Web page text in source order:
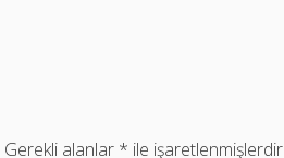
Gerekli alanlar * ile işaretlenmişlerdir